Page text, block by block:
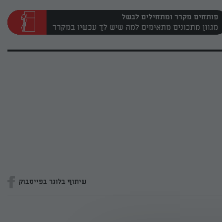
פותחים מקרר ומתחילים לבשל
שיתוף בלוגר בפייסבוק